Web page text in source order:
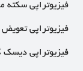
فیزیوتراپی سکته
فیزیوتراپی
فیزیوتراپی